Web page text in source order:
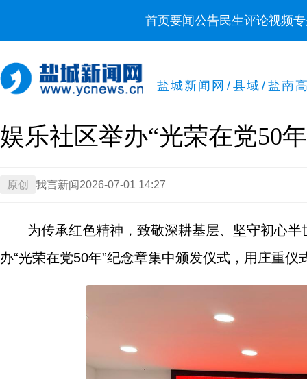
首页要闻公告民生评论视频
盐城新闻网 / 县域 / 盐南
娱乐社区举办“光荣在党50
原创 我言新闻 2026-07-01 14:27
为传承红色精神，致敬深耕基层、坚守初心
办“光荣在党50年”纪念章集中颁发仪式，用庄重